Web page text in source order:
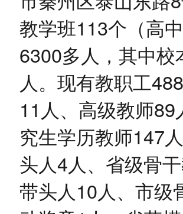
教学班113个（高
6300多人，其中
人。现有教职工
11人、高级教师
究生学历教师147
头人4人、省级骨
带头人10人、市级